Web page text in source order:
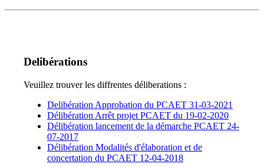
Delibérations
Veuillez trouver les diffrentes déliberations :
Delibération Approbation du PCAET 31-03-2021
Délibération Arrêt projet PCAET du 19-02-2020
Délibération lancement de la démarche PCAET 24-
07-2017
Délibération Modalités d'élaboration et de
concertation du PCAET 12-04-2018